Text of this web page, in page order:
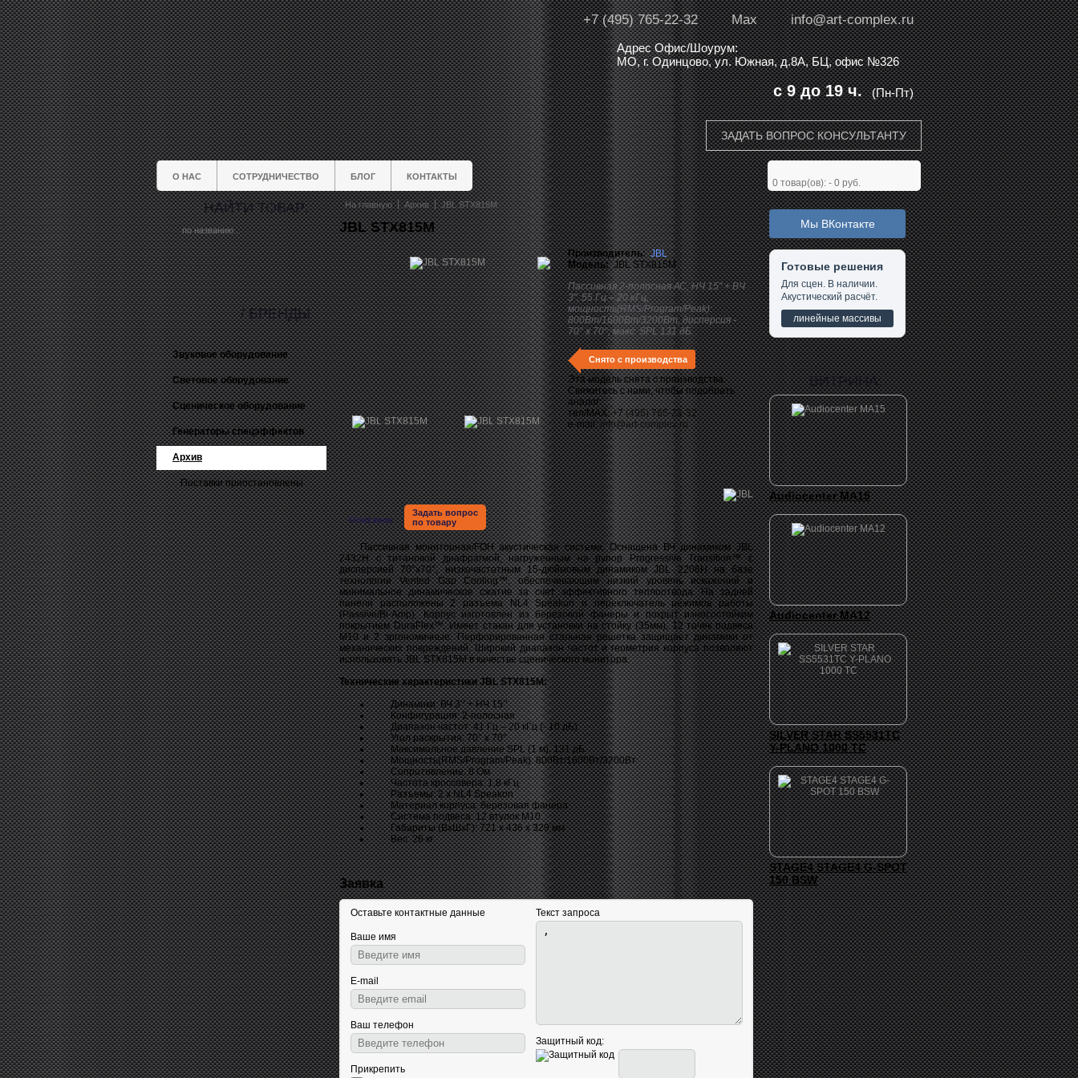
info@art-complex.ru
Max
+7 (495) 765-22-32
Адрес Офис/Шоурум:
МО, г. Одинцово, ул. Южная, д.8А, БЦ, офис №326
(Пн-Пт)
с 9 до 19 ч.
ЗАДАТЬ ВОПРОС КОНСУЛЬТАНТУ
О НАС СОТРУДНИЧЕСТВО БЛОГ КОНТАКТЫ
0 товар(ов): - 0 руб.
НАЙТИ ТОВАР:
Звуковое оборудование
Световое оборудование
Сценическое оборудование
Генераторы спецэффектов
Архив
Поставки приостановлены
/ БРЕНДЫ
На главную Архив JBL STX815M
JBL STX815M
Производитель: JBL
Модель:JBL STX815M
Пассивная 2-полосная АС, НЧ 15" + ВЧ
3", 55 Гц – 20 кГц,
мощность(RMS/Program/Peak):
800Вт/1600Вт/3200Вт, дисперсия -
70° x 70°, макс. SPL 131 дБ.
Снято с производства
Эта модель снята с производства.
Свяжитесь с нами, чтобы подобрать
аналог:
тел/MAX:+7 (495) 765-22-32
e-mail:info@art-complex.ru
Описание
Задать вопрос
по товару
Пассивная мониторная/FOH акустическая система. Оснащена ВЧ динамиком JBL
2432H c титановой диафрагмой, нагруженным на рупор Progressive Transition™ с
дисперсией 70°x70°, низкочастотным 15-дюймовым динамиком JBL 2206H на базе
технологии Vented Gap Cooling™, обеспечивающим низкий уровень искажений и
минимальное динамическое сжатие за счет эффективного теплоотвода. На задней
панели расположены 2 разъема NL4 Speakon и переключатель режимов работы
(Passive/Bi-Amp). Корпус изготовлен из березовой фанеры и покрыт износостойким
покрытием DuraFlex™. Имеет стакан для установки на стойку (35мм), 12 точек подвеса
M10 и 2 эргономичные. Перфорированная стальная решетка защищает динамики от
механических повреждений. Широкий диапазон частот и геометрия корпуса позволяют
использовать JBL STX815M в качестве сценического монитора.
Технические характеристики JBL STX815M:
Динамики: ВЧ 3’’ + НЧ 15’’
Конфигурация: 2-полосная
Диапазон частот: 41 Гц – 20 кГц (- 10 дБ)
Угол раскрытия: 70° x 70°
Максимальное давление SPL (1 м): 131 дБ
Мощность(RMS/Program/Peak): 800Вт/1600Вт/3200Вт
Сопротивление: 8 Ом
Частота кроссовера: 1,8 кГц
Разъемы: 2 x NL4 Speakon
Материал корпуса: березовая фанера
Система подвеса: 12 втулок M10
Габариты (ВхШхГ): 721 x 436 x 329 мм
Вес: 26 кг
Заявка
Оставьте контактные данные
Ваше имя
E-mail
Ваш телефон
Прикрепить
Текст запроса
Защитный код:
Мы ВКонтакте
Готовые решения
Для сцен. В наличии.
Акустический расчёт.
линейные массивы
ВИТРИНА:
Audiocenter MA15
Audiocenter MA12
SILVER STAR SS5531TC
Y-PLANO 1000 TC
STAGE4 STAGE4 G-SPOT
150 BSW